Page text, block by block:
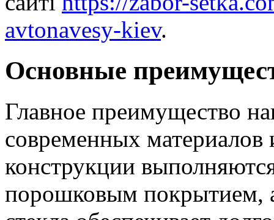
avtonavesy-kiev.
Основные
Главное преимущество
современных материалов
конструкции
порошковым покрытием,